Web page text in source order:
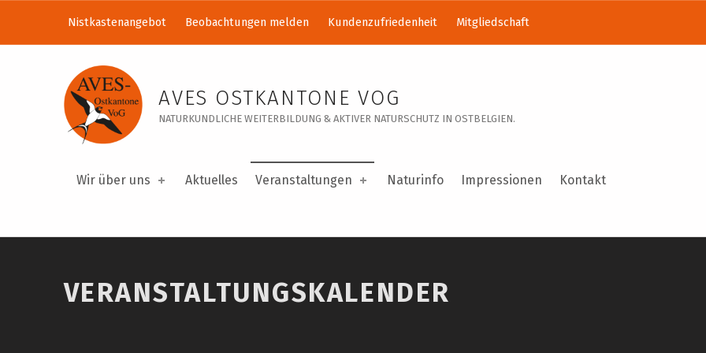
Veranstaltungskalender – AVES Ostkantone VoG
AVES OSTKANTONE VOG
NATURKUNDLICHE WEITERBILDUNG & AKTIVER NATURSCHUTZ IN OSTBELGIEN.
Wir über uns Aktuelles Veranstaltungen Naturinfo Impressionen Kontakt
Nistkastenangebot Beobachtungen melden Kundenzufriedenheit Mitgliedschaft
VERANSTALTUNGSKALENDER